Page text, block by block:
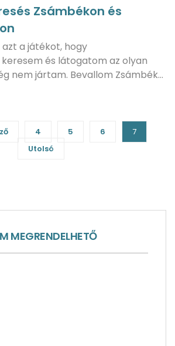
Zsámbékon és
a játékot, hogy
és látogatom az olyan
nem jártam. Bevallom Zsámbék…
4 5 6
7
Utolsó
MEGRENDELHETŐ